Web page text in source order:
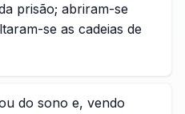
prisão; abriram-se
se as cadeias de
do sono e, vendo